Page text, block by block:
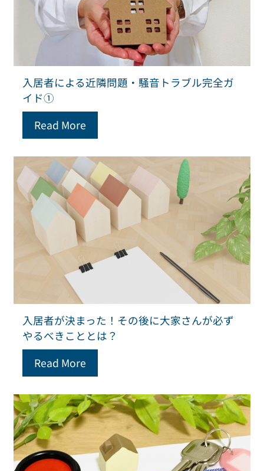
入居者による近隣問題・騒音トラブル完全ガ
イド①
Read More
入居者が決まった！その後に大家さんが必ず
やるべきこととは？
Read More